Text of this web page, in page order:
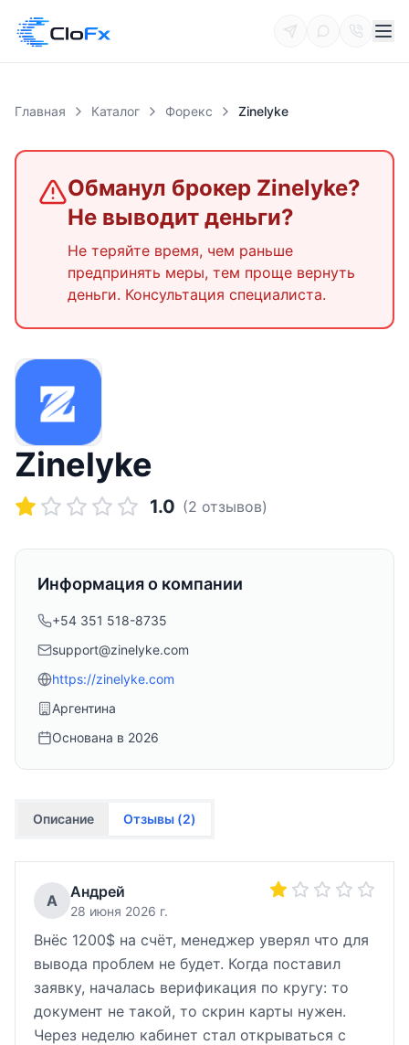
Главная Каталог Форекс Zinelyke
Обманул брокер Zinelyke?
Не выводит деньги?
Не теряйте время, чем раньше
предпринять меры, тем проще вернуть
деньги. Консультация специалиста.
Zinelyke
1.0 (2 отзывов)
Информация о компании
+54 351 518-8735
support@zinelyke.com
https://zinelyke.com
Аргентина
Основана в 2026
Описание Отзывы (2)
А Андрей
28 июня 2026 г.
Внёс 1200$ на счёт, менеджер уверял что для
вывода проблем не будет. Когда поставил
заявку, началась верификация по кругу: то
документ не такой, то скрин карты нужен.
Через неделю кабинет стал открываться с